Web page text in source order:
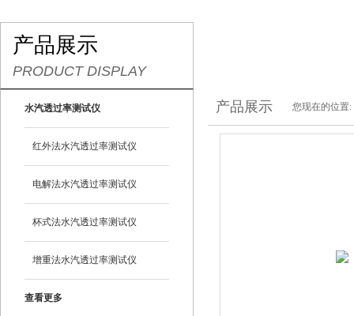
产品展示
PRODUCT DISPLAY
水汽透过率测试仪
红外法水汽透过率测试仪
电解法水汽透过率测试仪
杯式法水汽透过率测试仪
增重法水汽透过率测试仪
查看更多
产品展示 您现在的位置: